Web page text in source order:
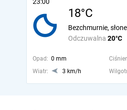
18°C
Odczuwalna 20°C
Bezchmurnie,
Opad: 0 mm
Wiatr:
3 km/h